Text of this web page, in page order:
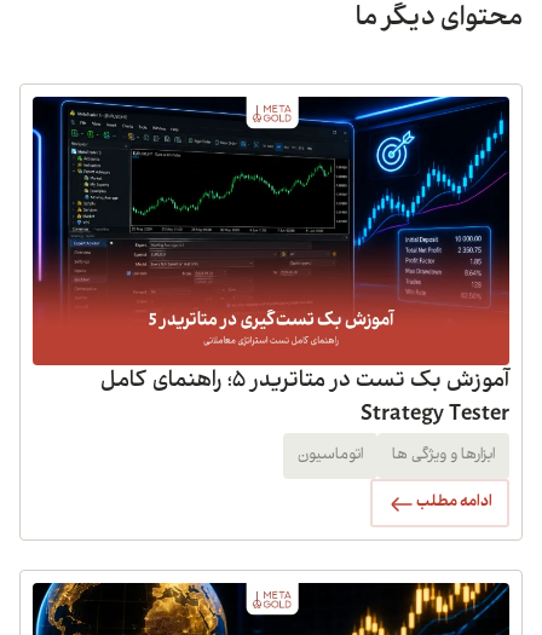
محتوای دیگر ما
آموزش بک تست در متاتریدر 5؛ راهنمای کامل
Strategy Tester
ابزارها و ویژگی ها اتوماسیون
ادامه مطلب